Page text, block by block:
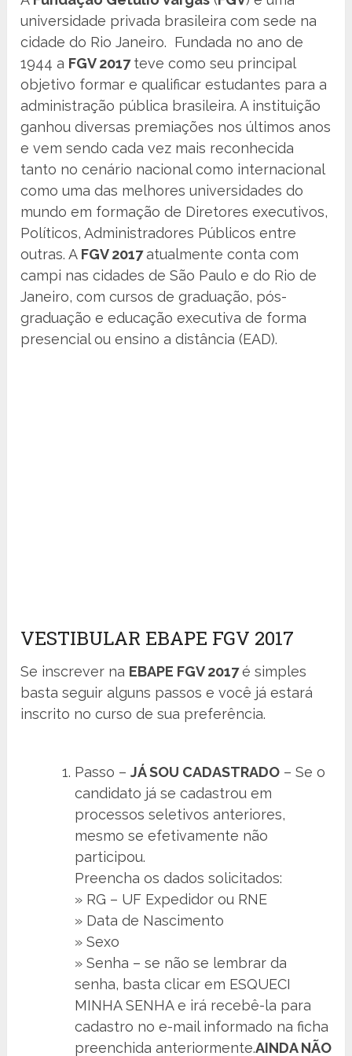
universidade privada brasileira com sede na
cidade do Rio Janeiro. Fundada no ano de
1944 a FGV 2017teve como seu principal
objetivo formar e qualificar estudantes para a
administração pública brasileira. A instituição
ganhou diversas premiações nos últimos anos
e vem sendo cada vez mais reconhecida
tanto no cenário nacional como internacional
como uma das melhores universidades do
mundo em formação de Diretores executivos,
Políticos, Administradores Públicos entre
outras. A FGV 2017atualmente conta com
campi nas cidades de São Paulo e do Rio de
Janeiro, com cursos de graduação, pós-
graduação e educação executiva de forma
presencial ou ensino a distância (EAD).
VESTIBULAR EBAPE FGV 2017
Se inscrever na EBAPE FGV 2017é simples
basta seguir alguns passos e você já estará
inscrito no curso de sua preferência.
Passo – JÁ SOU CADASTRADO– Se o
candidato já se cadastrou em
processos seletivos anteriores,
mesmo se efetivamente não
participou.
Preencha os dados solicitados:
» RG – UF Expedidor ou RNE
» Data de Nascimento
» Sexo
» Senha – se não se lembrar da
senha, basta clicar em ESQUECI
MINHA SENHA e irá recebê-la para
cadastro no e-mail informado na ficha
preenchida anteriormente.AINDA NÃO